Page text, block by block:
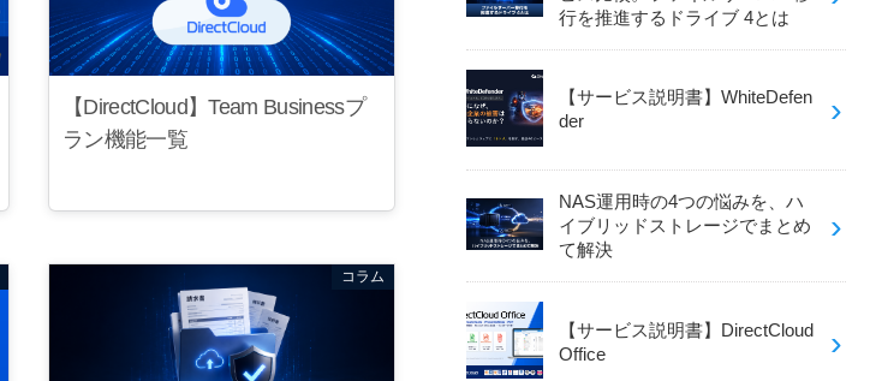
【DirectCloud】Team Businessプ
ラン機能一覧
コラム
行を推進するドライブ 4とは
【サービス説明書】WhiteDefen
der
NAS運用時の4つの悩みを、ハ
イブリッドストレージでまとめ
て解決
【サービス説明書】DirectCloud
Office